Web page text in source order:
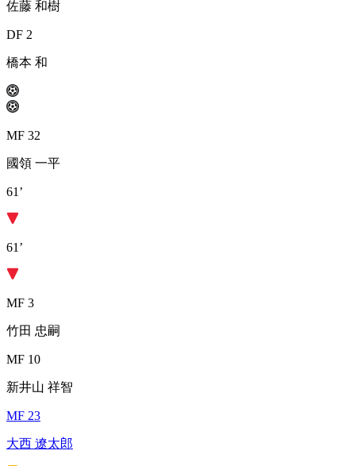
佐藤 和樹
DF 2
橋本 和
MF 32
國領 一平
61’
61’
MF 3
竹田 忠嗣
MF 10
新井山 祥智
MF 23
大西 遼太郎